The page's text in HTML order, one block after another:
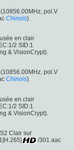
pol.V
Chinois).
en clair
2 SID:1
& VisionCrypt).
pol.V
Chinois).
en clair
2 SID:1
& VisionCrypt).
Clair sur
/301 aac